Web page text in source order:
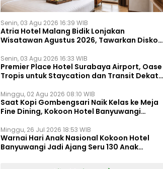
Senin, 03 Agu 2026 16:39 WIB
Atria Hotel Malang Bidik Lonjakan
Wisatawan Agustus 2026, Tawarkan Diskon
Senin, 03 Agu 2026 16:33 WIB
Premier Place Hotel Surabaya Airport, Oase
Tropis untuk Staycation dan Transit Dekat
Minggu, 02 Agu 2026 08:10 WIB
Saat Kopi Gombengsari Naik Kelas ke Meja
Fine Dining, Kokoon Hotel Banyuwangi
Minggu, 26 Jul 2026 18:53 WIB
Warnai Hari Anak Nasional Kokoon Hotel
Banyuwangi Jadi Ajang Seru 130 Anak